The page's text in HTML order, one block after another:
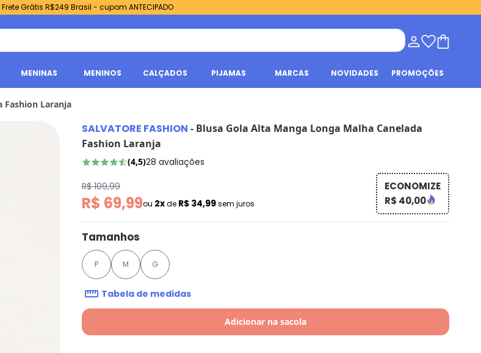
Frete Grátis R$249 Brasil - cupom ANTECIPADO
MENINAS MENINOS CALÇADOS PIJAMAS MARCAS NOVIDADES PROMOÇÕES
Fashion Laranja
SALVATORE FASHION - Blusa Gola Alta Manga Longa Malha Canelada
Fashion Laranja
(4,5)28 avaliações
R$ 109,99
R$ 69,99ou 2xde R$ 34,99sem juros
ECONOMIZE
R$ 40,00
Tamanhos
P M G
Tabela de medidas
Adicionar na sacola